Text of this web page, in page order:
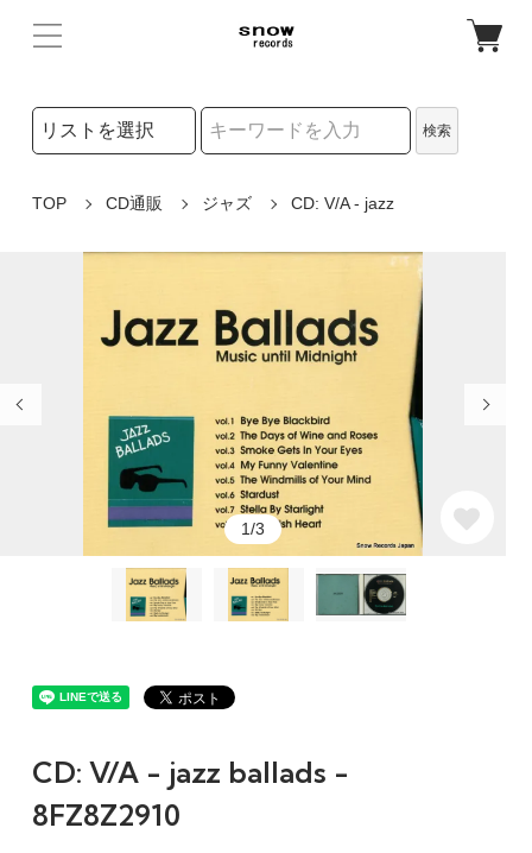
検索リストの選択
検索
TOP CD通販 ジャズ CD: V/A - jazz
1/3
CD: V/A - jazz ballads -
8FZ8Z2910